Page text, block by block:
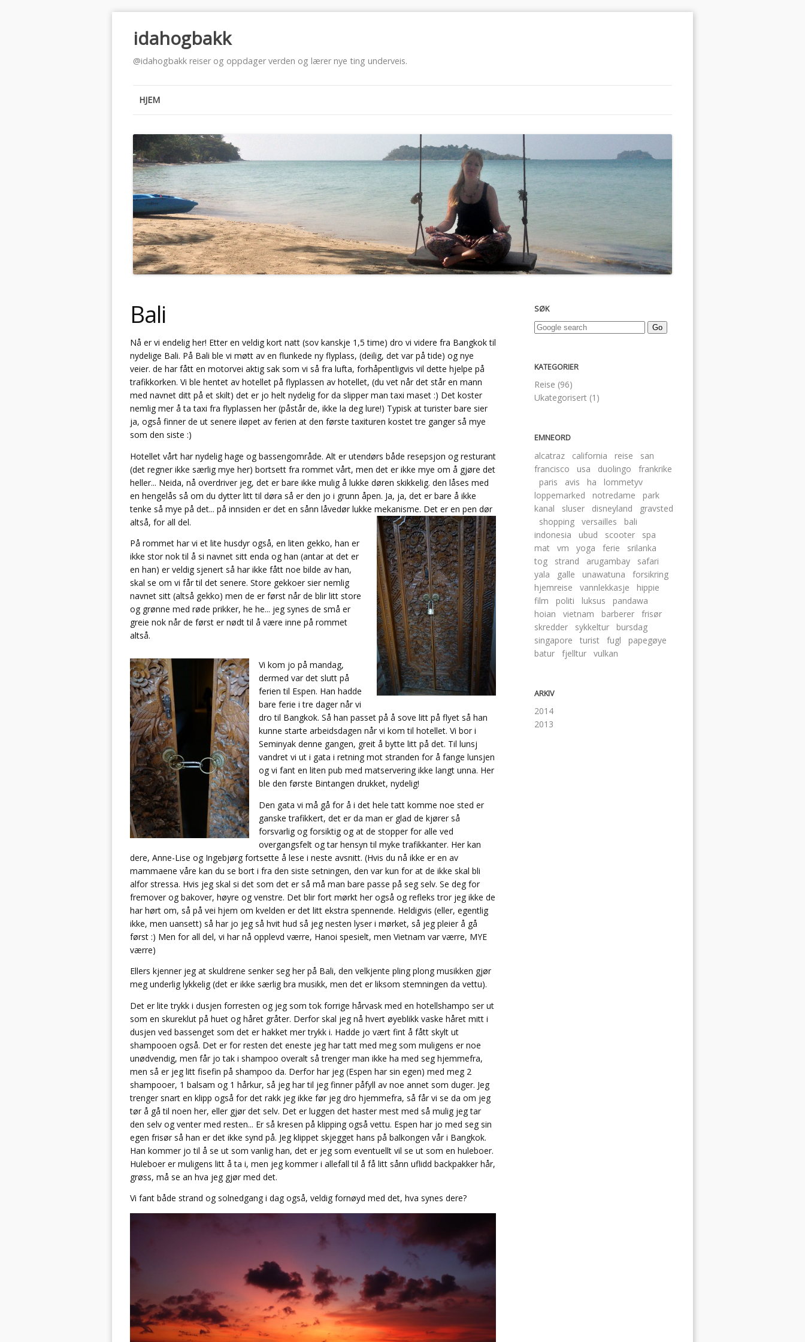
idahogbakk
@idahogbakk reiser og oppdager verden og lærer nye ting underveis.
HJEM
Bali
Nå er vi endelig her! Etter en veldig kort natt (sov kanskje 1,5 time) dro vi videre fra Bangkok til
nydelige Bali. På Bali ble vi møtt av en flunkede ny flyplass, (deilig, det var på tide) og nye
veier. de har fått en motorvei aktig sak som vi så fra lufta, forhåpentligvis vil dette hjelpe på
trafikkorken. Vi ble hentet av hotellet på flyplassen av hotellet, (du vet når det står en mann
med navnet ditt på et skilt) det er jo helt nydelig for da slipper man taxi maset :) Det koster
nemlig mer å ta taxi fra flyplassen her (påstår de, ikke la deg lure!) Typisk at turister bare sier
ja, også finner de ut senere iløpet av ferien at den første taxituren kostet tre ganger så mye
som den siste :)
Hotellet vårt har nydelig hage og bassengområde. Alt er utendørs både resepsjon og resturant
(det regner ikke særlig mye her) bortsett fra rommet vårt, men det er ikke mye om å gjøre det
heller... Neida, nå overdriver jeg, det er bare ikke mulig å lukke døren skikkelig. den låses med
en hengelås så om du dytter litt til døra så er den jo i grunn åpen. Ja, ja, det er bare å ikke
tenke så mye på det... på innsiden er det en sånn låvedør lukke mekanisme. Det er en pen dør
altså, for all del.
På rommet har vi et lite husdyr også, en liten gekko, han er
ikke stor nok til å si navnet sitt enda og han (antar at det er
en han) er veldig sjenert så har ikke fått noe bilde av han,
skal se om vi får til det senere. Store gekkoer sier nemlig
navnet sitt (altså gekko) men de er først når de blir litt store
og grønne med røde prikker, he he... jeg synes de små er
greie nok når de først er nødt til å være inne på rommet
altså.
Vi kom jo på mandag,
dermed var det slutt på
ferien til Espen. Han hadde
bare ferie i tre dager når vi
dro til Bangkok. Så han passet på å sove litt på flyet så han
kunne starte arbeidsdagen når vi kom til hotellet. Vi bor i
Seminyak denne gangen, greit å bytte litt på det. Til lunsj
vandret vi ut i gata i retning mot stranden for å fange lunsjen
og vi fant en liten pub med matservering ikke langt unna. Her
ble den første Bintangen drukket, nydelig!
Den gata vi må gå for å i det hele tatt komme noe sted er
ganske trafikkert, det er da man er glad de kjører så
forsvarlig og forsiktig og at de stopper for alle ved
overgangsfelt og tar hensyn til myke trafikkanter. Her kan
dere, Anne-Lise og Ingebjørg fortsette å lese i neste avsnitt. (Hvis du nå ikke er en av
mammaene våre kan du se bort i fra den siste setningen, den var kun for at de ikke skal bli
alfor stressa. Hvis jeg skal si det som det er så må man bare passe på seg selv. Se deg for
fremover og bakover, høyre og venstre. Det blir fort mørkt her også og refleks tror jeg ikke de
har hørt om, så på vei hjem om kvelden er det litt ekstra spennende. Heldigvis (eller, egentlig
ikke, men uansett) så har jo jeg så hvit hud så jeg nesten lyser i mørket, så jeg pleier å gå
først :) Men for all del, vi har nå opplevd værre, Hanoi spesielt, men Vietnam var værre, MYE
værre)
Ellers kjenner jeg at skuldrene senker seg her på Bali, den velkjente pling plong musikken gjør
meg underlig lykkelig (det er ikke særlig bra musikk, men det er liksom stemningen da vettu).
Det er lite trykk i dusjen forresten og jeg som tok forrige hårvask med en hotellshampo ser ut
som en skureklut på huet og håret gråter. Derfor skal jeg nå hvert øyeblikk vaske håret mitt i
dusjen ved bassenget som det er hakket mer trykk i. Hadde jo vært fint å fått skylt ut
shampooen også. Det er for resten det eneste jeg har tatt med meg som muligens er noe
unødvendig, men får jo tak i shampoo overalt så trenger man ikke ha med seg hjemmefra,
men så er jeg litt fisefin på shampoo da. Derfor har jeg (Espen har sin egen) med meg 2
shampooer, 1 balsam og 1 hårkur, så jeg har til jeg finner påfyll av noe annet som duger. Jeg
trenger snart en klipp også for det rakk jeg ikke før jeg dro hjemmefra, så får vi se da om jeg
tør å gå til noen her, eller gjør det selv. Det er luggen det haster mest med så mulig jeg tar
den selv og venter med resten... Er så kresen på klipping også vettu. Espen har jo med seg sin
egen frisør så han er det ikke synd på. Jeg klippet skjegget hans på balkongen vår i Bangkok.
Han kommer jo til å se ut som vanlig han, det er jeg som eventuellt vil se ut som en huleboer.
Huleboer er muligens litt å ta i, men jeg kommer i allefall til å få litt sånn uflidd backpakker hår,
grøss, må se an hva jeg gjør med det.
Vi fant både strand og solnedgang i dag også, veldig fornøyd med det, hva synes dere?
SØK
KATEGORIER
Reise (96)
Ukategorisert (1)
EMNEORD
alcatraz california reise
san
francisco
usa duolingo
frankrike
paris
avis ha
lommetyv
loppemarked
notredame
park
kanal
sluser disneyland
gravsted
shopping
versailles
bali
indonesia
ubud scooter
spa
mat
vm yoga ferie
srilanka
tog
strand arugambay
safari
yala
galle unawatuna
forsikring
hjemreise
vannlekkasje
hippie
film
politi luksus
pandawa
hoian
vietnam barberer
frisør
skredder
sykkeltur
bursdag
singapore
turist fugl
papegøye
batur
fjelltur vulkan
ARKIV
2014
2013